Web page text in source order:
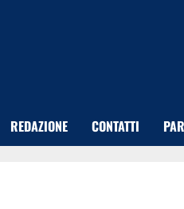
REDAZIONE CONTATTI